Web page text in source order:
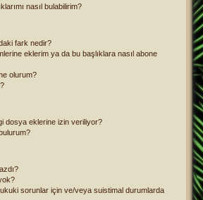
nasıl bulabilirim?
fark nedir?
eklerim ya da bu başlıklara nasıl abone
olurum?
dosya eklerine izin veriliyor?
sorunlar için ve/veya suistimal durumlarda